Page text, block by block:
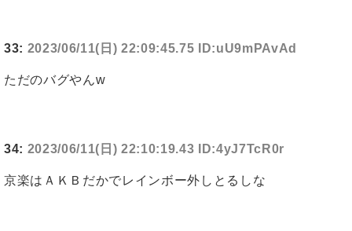
33: 2023/06/11(日) 22:09:45.75 ID:uU9mPAvAd
ただのバグやんw
34: 2023/06/11(日) 22:10:19.43 ID:4yJ7TcR0r
京楽はＡＫＢだかでレインボー外しとるしな